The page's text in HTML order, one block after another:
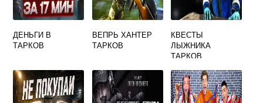
ДЕНЬГИ В
ТАРКОВ
ВЕПРЬ ХАНТЕР
ТАРКОВ
КВЕСТЫ
ЛЫЖНИКА
ТАРКОВ